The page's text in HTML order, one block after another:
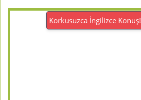
Korkusuzca İngilizce Konuş!